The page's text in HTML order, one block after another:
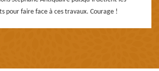
pour faire face à ces travaux. Courage !